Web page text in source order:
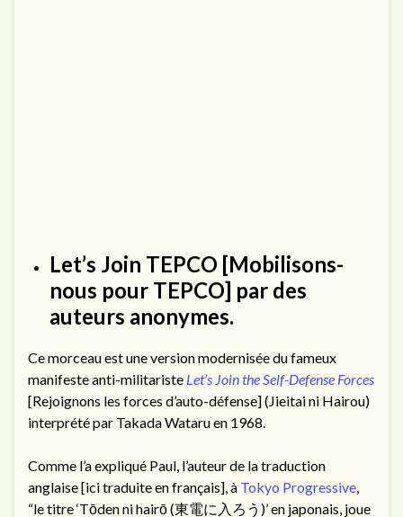
Let’s Join TEPCO [Mobilisons-
nous pour TEPCO] par des
auteurs anonymes.
Ce morceau est une version modernisée du fameux
manifeste anti-militariste Let’s Join the Self-Defense Forces
[Rejoignons les forces d’auto-défense] (Jieitai ni Hairou)
interprété par Takada Wataru en 1968.
Comme l’a expliqué Paul, l’auteur de la traduction
anglaise [ici traduite en français], à Tokyo Progressive,
“le titre ‘Tōden ni hairō (東電に入ろう)’ en japonais, joue